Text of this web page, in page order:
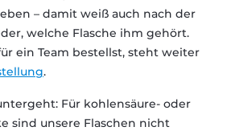
– damit weiß auch nach der
welche Flasche ihm gehört.
ein Team bestellst, steht weiter
.
Für kohlensäure- oder
sind unsere Flaschen nicht